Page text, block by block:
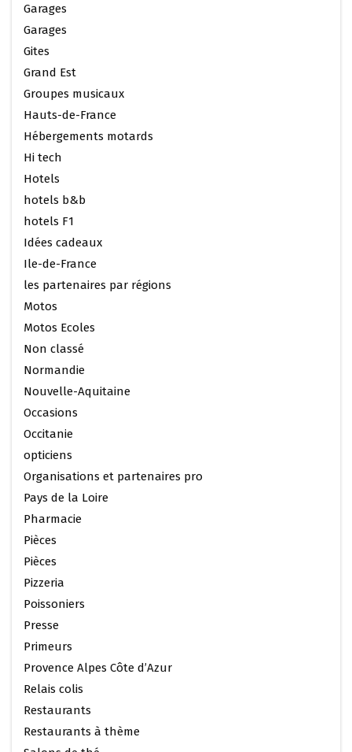
Garages
Garages
Gites
Grand Est
Groupes musicaux
Hauts-de-France
Hébergements motards
Hi tech
Hotels
hotels b&b
hotels F1
Idées cadeaux
Ile-de-France
les partenaires par régions
Motos
Motos Ecoles
Non classé
Normandie
Nouvelle-Aquitaine
Occasions
Occitanie
opticiens
Organisations et partenaires pro
Pays de la Loire
Pharmacie
Pièces
Pièces
Pizzeria
Poissoniers
Presse
Primeurs
Provence Alpes Côte d’Azur
Relais colis
Restaurants
Restaurants à thème